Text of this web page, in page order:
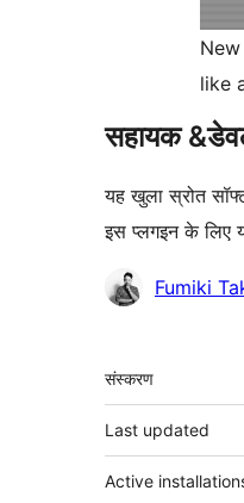
like
सहायक
यह खुला स्रोत
इस प्लगइन के लिए
योगदानकर्ताFumiki
मेटा
संस्करण
Last updated
Active